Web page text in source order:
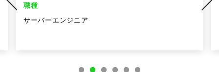
職種
サーバーエンジニア